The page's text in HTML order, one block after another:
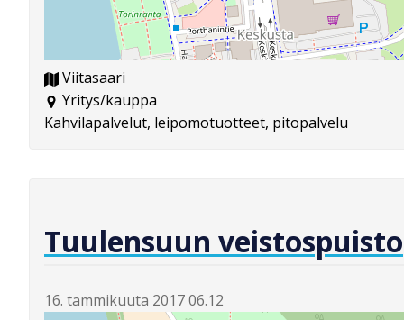
Viitasaari
Yritys/kauppa
Kahvilapalvelut, leipomotuotteet, pitopalvelu
Tuulensuun veistospuisto
16. tammikuuta 2017 06.12